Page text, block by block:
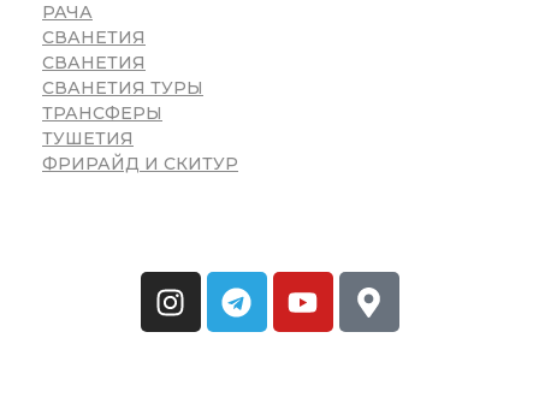
РАЧА
СВАНЕТИЯ
СВАНЕТИЯ
СВАНЕТИЯ ТУРЫ
ТРАНСФЕРЫ
ТУШЕТИЯ
ФРИРАЙД И СКИТУР